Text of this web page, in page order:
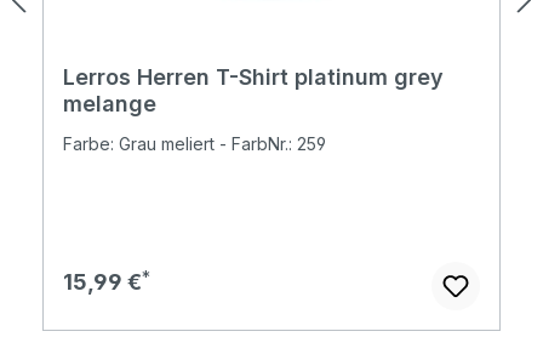
Lerros Herren T-Shirt platinum grey
melange
Farbe: Grau meliert - FarbNr.: 259
Regulärer Preis:
15,99 €